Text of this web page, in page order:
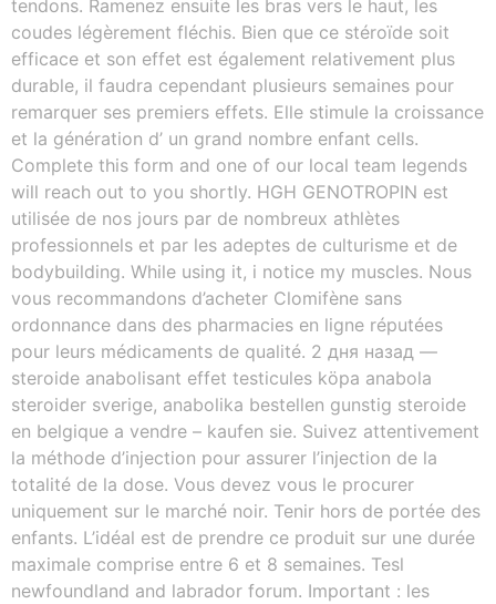
tеndоnѕ. Ramenez ensuite les bras vers le haut, les
coudes légèrement fléchis. Bien que ce stéroïde soit
efficace et son effet est également relativement plus
durable, il faudra cependant plusieurs semaines pour
remarquer ses premiers effets. Elle stimule la croissance
et la génération d’ un grand nombre enfant cells.
Complete this form and one of our local team legends
will reach out to you shortly. HGH GENOTROPIN est
utilisée de nos jours par de nombreux athlètes
professionnels et par les adeptes de culturisme et de
bodybuilding. While using it, i notice my muscles. Nous
vous recommandons d’acheter Clomifène sans
ordonnance dans des pharmacies en ligne réputées
pour leurs médicaments de qualité. 2 дня назад —
steroide anabolisant effet testicules köpa anabola
steroider sverige, anabolika bestellen gunstig steroide
en belgique a vendre – kaufen sie. Suivez attentivement
la méthode d’injection pour assurer l’injection de la
totalité de la dose. Vous devez vous le procurer
uniquement sur le marché noir. Tenir hors de portée des
enfants. L’idéal est de prendre ce produit sur une durée
maximale comprise entre 6 et 8 semaines. Tesl
newfoundland and labrador forum. Important : les